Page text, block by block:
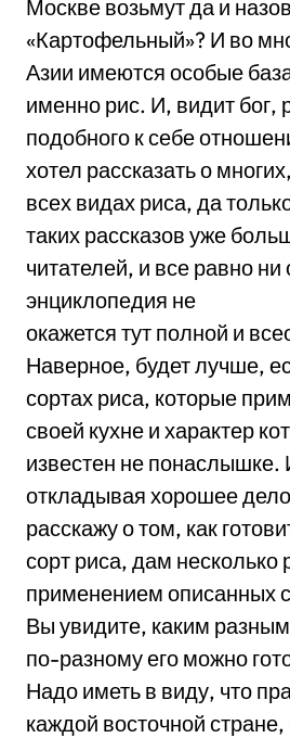
Москве возьмут да и
«Картофельный»? И во
Азии имеются особые
именно рис. И, видит бог,
подобного к себе
хотел рассказать о
всех видах риса, да
таких рассказов уже
читателей, и все равно ни
энциклопедия не
окажется тут полной и
Наверное, будет лучше,
сортах риса, которые
своей кухне и характер
известен не понаслышке.
откладывая хорошее
расскажу о том, как
сорт риса, дам несколько
применением описанных
Вы увидите, каким
по-разному его можно
Надо иметь в виду, что
каждой восточной стране,